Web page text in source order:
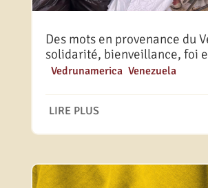
Des mots en provenance du
solidarité, bienveillance, foi
Vedrunamerica, Venezuela
LIRE PLUS